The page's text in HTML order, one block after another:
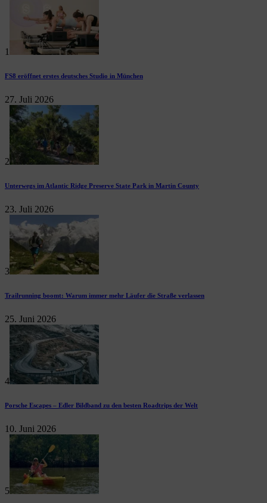
1
FS8 eröffnet erstes deutsches Studio in München
27. Juli 2026
2
Unterwegs im Atlantic Ridge Preserve State Park in Martin County
23. Juli 2026
3
Trailrunning boomt: Warum immer mehr Läufer die Straße verlassen
25. Juni 2026
4
Porsche Escapes – Edler Bildband zu den besten Roadtrips der Welt
10. Juni 2026
5